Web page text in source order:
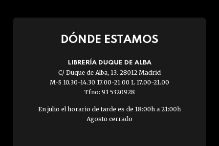
DÓNDE ESTAMOS
LIBRERÍA DUQUE DE ALBA
C/ Duque de Alba, 13. 28012 Madrid
M-S 10.30-14.30 17.00-21.00 L 17.00-21.00
Tfno: 91 5320928
En julio el horario de tarde es de 18:00h a 21:00h
Agosto cerrado